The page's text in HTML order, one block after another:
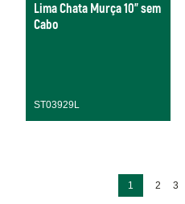
Lima Chata Murça 10" sem
Cabo
ST03929L
Página
1 Página
2 3